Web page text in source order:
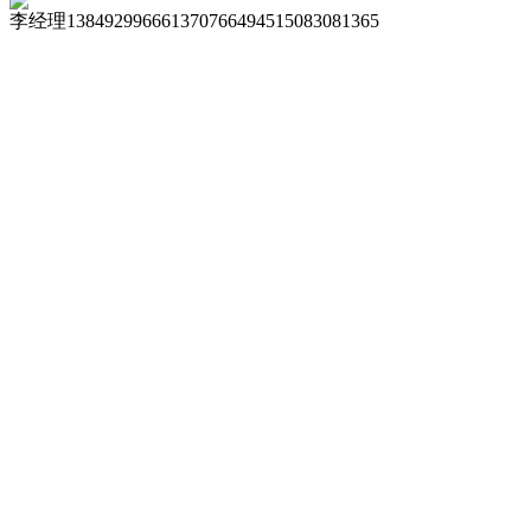
李经理138492996661370766494515083081365